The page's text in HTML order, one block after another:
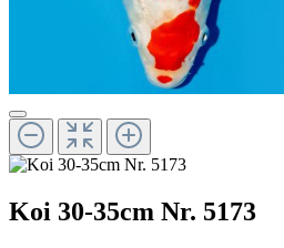
Koi 30-35cm Nr. 5173